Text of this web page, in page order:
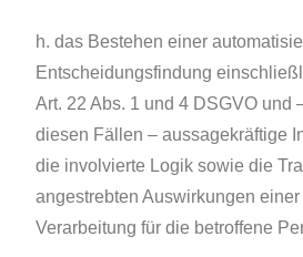
h. das Bestehen einer
Entscheidungsfindung
Art. 22 Abs. 1 und 4 DSGVO und
diesen Fällen – aussagekräftige
die involvierte Logik sowie die
angestrebten Auswirkungen
Verarbeitung für die betroffene